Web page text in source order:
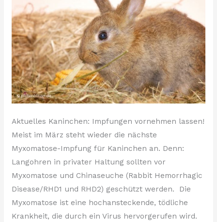
Aktuelles Kaninchen: Impfungen vornehmen lassen!
Meist im März steht wieder die nächste
Myxomatose-Impfung für Kaninchen an. Denn:
Langohren in privater Haltung sollten vor
Myxomatose und Chinaseuche (Rabbit Hemorrhagic
Disease/RHD1 und RHD2) geschützt werden. Die
Myxomatose ist eine hochansteckende, tödliche
Krankheit, die durch ein Virus hervorgerufen wird.